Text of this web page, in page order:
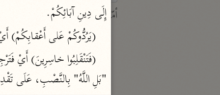
characters for results.
أمّهات
جامع البيان
ابن جرير الطبري (٣١٠ هـ)
نحو ٢٨ مجلدًا
تفسير القرآن العظيم
إِلَى دِينِ آبَائِكُمْ.
(يَرُدُّوكُمْ عَلى أَعْقابِكُمْ)
"بَلِ اللَّهُ" بِالنَّصْبِ، عَلَى